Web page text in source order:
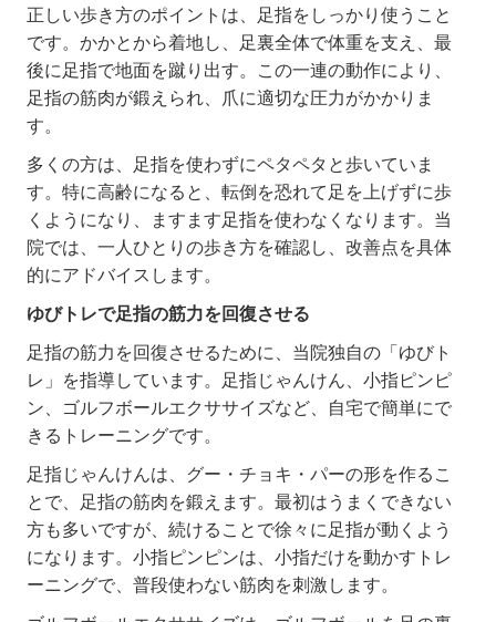
正しい歩き方のポイントは、足指をしっかり使うこと
です。かかとから着地し、足裏全体で体重を支え、最
後に足指で地面を蹴り出す。この一連の動作により、
足指の筋肉が鍛えられ、爪に適切な圧力がかかりま
す。
多くの方は、足指を使わずにペタペタと歩いていま
す。特に高齢になると、転倒を恐れて足を上げずに歩
くようになり、ますます足指を使わなくなります。当
院では、一人ひとりの歩き方を確認し、改善点を具体
的にアドバイスします。
ゆびトレで足指の筋力を回復させる
足指の筋力を回復させるために、当院独自の「ゆびト
レ」を指導しています。足指じゃんけん、小指ピンピ
ン、ゴルフボールエクササイズなど、自宅で簡単にで
きるトレーニングです。
足指じゃんけんは、グー・チョキ・パーの形を作るこ
とで、足指の筋肉を鍛えます。最初はうまくできない
方も多いですが、続けることで徐々に足指が動くよう
になります。小指ピンピンは、小指だけを動かすトレ
ーニングで、普段使わない筋肉を刺激します。